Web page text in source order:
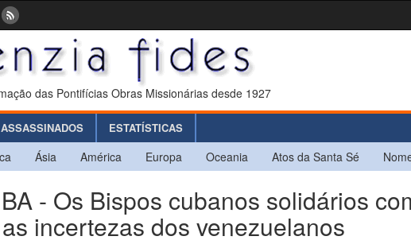
das Pontifícias Obras Missionárias desde 1927
ESTATÍSTICAS
Ásia América Europa Oceania Atos da Santa Sé
- Os Bispos cubanos solidários
incertezas dos venezuelanos